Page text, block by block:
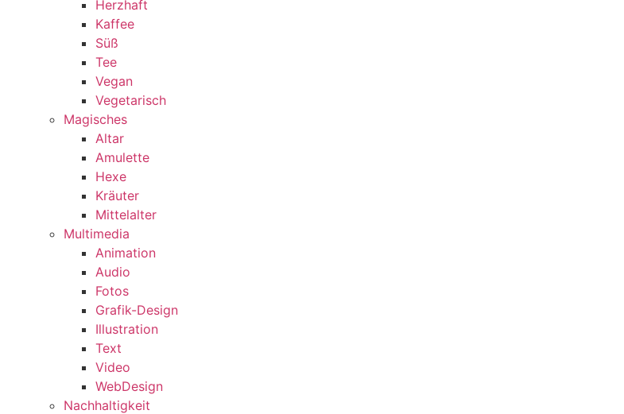
Herzhaft
Kaffee
Süß
Tee
Vegan
Vegetarisch
Magisches
Altar
Amulette
Hexe
Kräuter
Mittelalter
Multimedia
Animation
Audio
Fotos
Grafik-Design
Illustration
Text
Video
WebDesign
Nachhaltigkeit